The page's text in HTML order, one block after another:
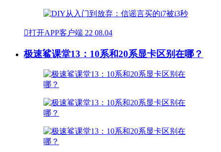
打开APP客户端 22 08.04
极速鲨课堂13：10系和20系显卡区别在哪？